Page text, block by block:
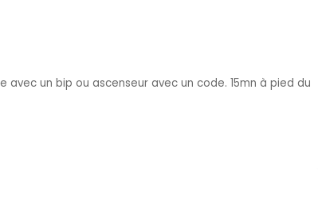
un bip ou ascenseur avec un code. 15mn à pied du